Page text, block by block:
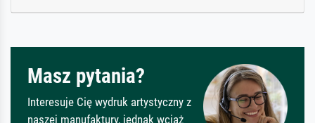
Masz pytania?
Interesuje Cię wydruk artystyczny z
naszej manufaktury, jednak wciąż